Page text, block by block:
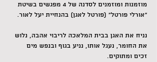
מוזמנות ומוזמנים לסדנה של 4 מפגשים בשיטת
"אורלי פורטל" (פורטל לאגן) בהנחיית יעל לאור.
נניח את האגן בבית המלאכה לריבוי אהבה, נלוש
את החומר, נעגל אותו, נניע בגוף ובנפש מים
זכים ומתוקים.